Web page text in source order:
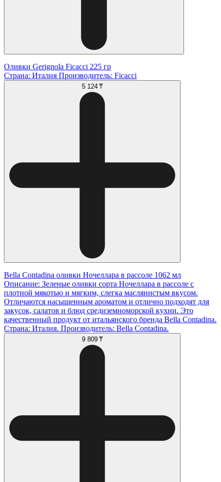
Оливки Gerignola Ficacci 225 гр
Страна: Италия Производитель: Ficacci
5 124 ₸
Bella Contadina оливки Ночеллара в рассоле 1062 мл
Описание: Зеленые оливки сорта Ночеллара в рассоле с
плотной мякотью и мягким, слегка маслянистым вкусом.
Отличаются насыщенным ароматом и отлично подходят для
закусок, салатов и блюд средиземноморской кухни. Это
качественный продукт от итальянского бренда Bella Contadina.
Страна: Италия. Производитель: Bella Contadina.
9 809 ₸